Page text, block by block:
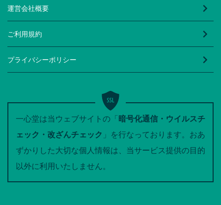
運営会社概要
ご利用規約
プライバシーポリシー
一心堂は当ウェブサイトの「暗号化通信・ウイルスチ
ェック・改ざんチェック 」を行なっております。おあ
ずかりした大切な個人情報は、当サービス提供の目的
以外に利用いたしません。